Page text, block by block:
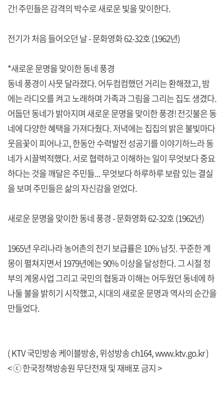
간! 주민들은 감격의 박수로 새로운 빛을 맞이한다.
전기가 처음 들어오던 날 - 문화영화 62-32호 (1962년)
*새로운 문명을 맞이한 동네 풍경
동네 풍경이 사뭇 달라졌다. 어두컴컴했던 거리는 환해졌고, 밤
에는 라디오를 켜고 노래하며 가족과 그림을 그리는 집도 생겼다.
어둡던 동네가 밝아지며 새로운 문명을 맞이한 풍경! 전깃불은 동
네에 다양한 혜택을 가져다줬다. 저녁에는 집집의 밝은 불빛마다
웃음꽃이 피어나고, 한동안 수력발전 성공기를 이야기하느라 동
네가 시끌벅적했다. 서로 협력하고 이해하는 일이 무엇보다 중요
하다는 것을 깨달은 주민들... 무엇보다 하루하루 보람 있는 결실
을 보며 주민들은 삶의 자신감을 얻었다.
새로운 문명을 맞이한 동네 풍경 - 문화영화 62-32호 (1962년)
1965년 우리나라 농어촌의 전기 보급률은 10% 남짓. 꾸준한 계
몽이 펼쳐지면서 1979년에는 90% 이상을 달성한다. 그 시절 정
부의 계몽사업 그리고 국민의 협동과 이해는 어두웠던 동네에 하
나둘 불을 밝히기 시작했고, 시대의 새로운 문명과 역사의 순간을
만들었다.
( KTV 국민방송 케이블방송, 위성방송 ch164,www.ktv.go.kr)
< ⓒ 한국정책방송원 무단전재 및 재배포 금지 >